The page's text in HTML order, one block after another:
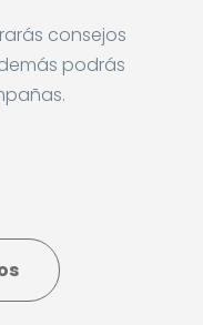
consejos
podrás